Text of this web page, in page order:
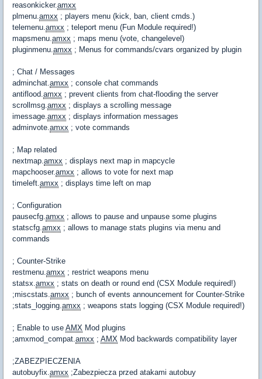
reasonkicker.amxx
plmenu.amxx ; players menu (kick, ban, client cmds.)
telemenu.amxx ; teleport menu (Fun Module required!)
mapsmenu.amxx ; maps menu (vote, changelevel)
pluginmenu.amxx ; Menus for commands/cvars organized by plugin
; Chat / Messages
adminchat.amxx ; console chat commands
antiflood.amxx ; prevent clients from chat-flooding the server
scrollmsg.amxx ; displays a scrolling message
imessage.amxx ; displays information messages
adminvote.amxx ; vote commands
; Map related
nextmap.amxx ; displays next map in mapcycle
mapchooser.amxx ; allows to vote for next map
timeleft.amxx ; displays time left on map
; Configuration
pausecfg.amxx ; allows to pause and unpause some plugins
statscfg.amxx ; allows to manage stats plugins via menu and
commands
; Counter-Strike
restmenu.amxx ; restrict weapons menu
statsx.amxx ; stats on death or round end (CSX Module required!)
;miscstats.amxx ; bunch of events announcement for Counter-Strike
;stats_logging.amxx ; weapons stats logging (CSX Module required!)
; Enable to use AMX Mod plugins
;amxmod_compat.amxx ; AMX Mod backwards compatibility layer
;ZABEZPIECZENIA
autobuyfix.amxx ;Zabezpiecza przed atakami autobuy